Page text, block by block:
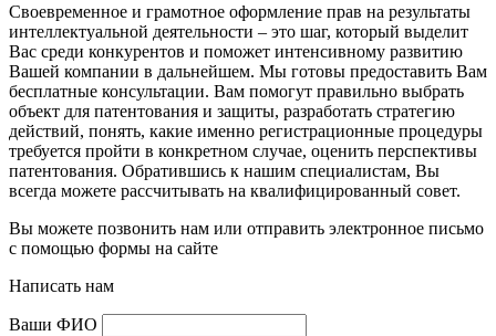
Своевременное и грамотное оформление прав на результаты
интеллектуальной деятельности – это шаг, который выделит
Вас среди конкурентов и поможет интенсивному развитию
Вашей компании в дальнейшем. Мы готовы предоставить Вам
бесплатные консультации. Вам помогут правильно выбрать
объект для патентования и защиты, разработать стратегию
действий, понять, какие именно регистрационные процедуры
требуется пройти в конкретном случае, оценить перспективы
патентования. Обратившись к нашим специалистам, Вы
всегда можете рассчитывать на квалифицированный совет.
Вы можете позвонить нам или отправить электронное письмо
с помощью формы на сайте
Написать нам
Ваши ФИО